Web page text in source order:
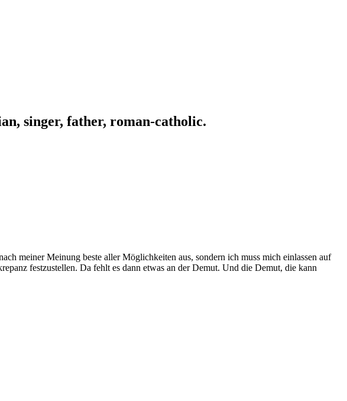
singer, father, roman-catholic.
meiner Meinung beste aller Möglichkeiten aus, sondern ich muss mich einlassen auf
festzustellen. Da fehlt es dann etwas an der Demut. Und die Demut, die kann